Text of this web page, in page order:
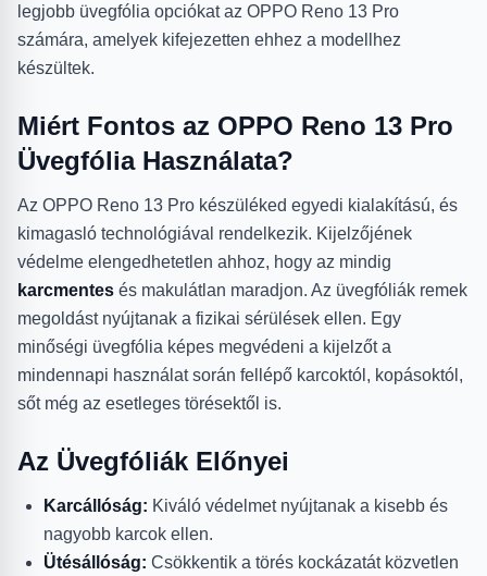
legjobb üvegfólia opciókat az OPPO Reno 13 Pro
számára, amelyek kifejezetten ehhez a modellhez
készültek.
Miért Fontos az OPPO Reno 13 Pro
Üvegfólia Használata?
Az OPPO Reno 13 Pro készüléked egyedi kialakítású, és
kimagasló technológiával rendelkezik. Kijelzőjének
védelme elengedhetetlen ahhoz, hogy az mindig
karcmentes és makulátlan maradjon. Az üvegfóliák remek
megoldást nyújtanak a fizikai sérülések ellen. Egy
minőségi üvegfólia képes megvédeni a kijelzőt a
mindennapi használat során fellépő karcoktól, kopásoktól,
sőt még az esetleges törésektől is.
Az Üvegfóliák Előnyei
Karcállóság: Kiváló védelmet nyújtanak a kisebb és
nagyobb karcok ellen.
Ütésállóság: Csökkentik a törés kockázatát közvetlen